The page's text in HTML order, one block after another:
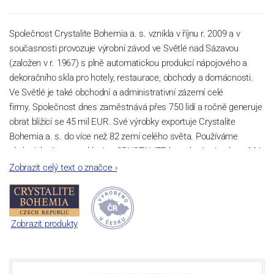
Společnost Crystalite Bohemia a. s. vznikla v říjnu r. 2009 a v
současnosti provozuje výrobní závod ve Světlé nad Sázavou
(založen v r. 1967) s plně automatickou produkcí nápojového a
dekoračního skla pro hotely, restaurace, obchody a domácnosti.
Ve Světlé je také obchodní a administrativní zázemí celé
firmy. Společnost dnes zaměstnává přes 750 lidí a ročně generuje
obrat blížící se 45 mil EUR. Své výrobky exportuje Crystalite
Bohemia a. s. do více než 82 zemí celého světa. Používáme
ekologicky šetrnou sklovinu CRYSTALITE bez sloučenin olova. Má
perfektní lom světla a vysokou pevnost a životnost díky příměsi
velkém počtu cyklů.
Sklárna Světlá nad Sázavou
Zobrazit celý text o značce›
Zobrazit produkty